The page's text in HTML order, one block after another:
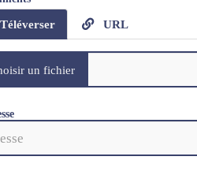
Téléverser URL